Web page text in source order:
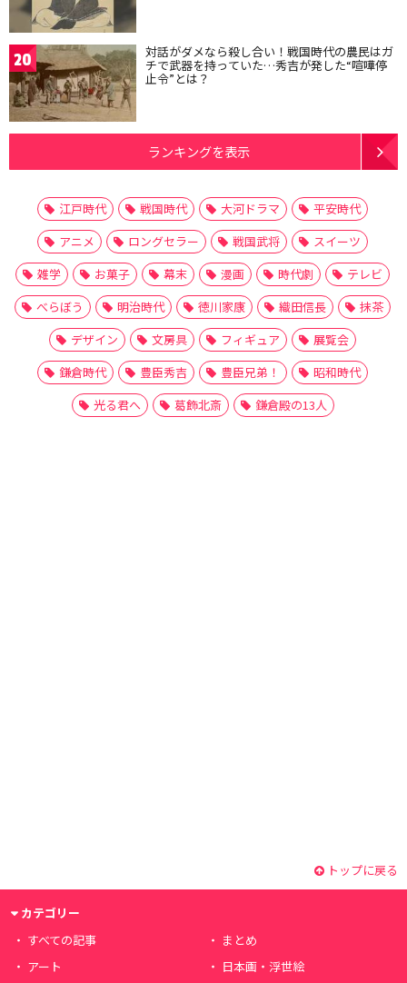
20 対話がダメなら殺し合い！戦国時代の農民はガ
チで武器を持っていた…秀吉が発した“喧嘩停
止令”とは？
ランキングを表示
江戸時代 戦国時代 大河ドラマ
平安時代
アニメ
ロングセラー 戦国武将
スイーツ
雑学
お菓子 幕末 漫画 時代劇
テレビ
べらぼう
明治時代 徳川家康 織田信長
抹茶
デザイン
文房具 フィギュア
展覧会
鎌倉時代
豊臣秀吉 豊臣兄弟！
昭和時代
光る君へ
葛飾北斎 鎌倉殿の13人
トップに戻る
カテゴリー
すべての記事
まとめ
アート
日本画・浮世絵